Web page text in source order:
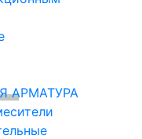
АРМАТУРА